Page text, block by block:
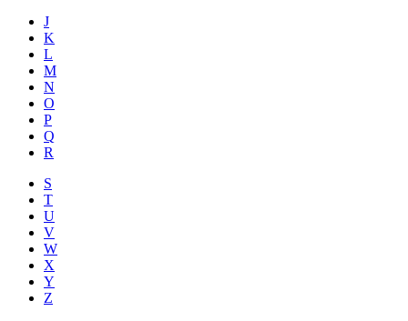
J
K
L
M
N
O
P
Q
R
S
T
U
V
W
X
Y
Z